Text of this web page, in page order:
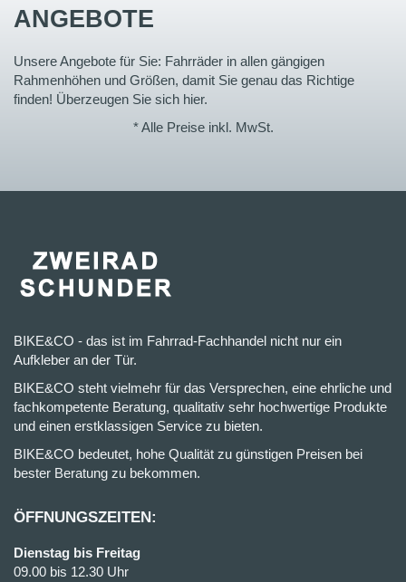
ANGEBOTE
Unsere Angebote für Sie: Fahrräder in allen gängigen
Rahmenhöhen und Größen, damit Sie genau das Richtige
finden! Überzeugen Sie sich hier.
* Alle Preise inkl. MwSt.
BIKE&CO - das ist im Fahrrad-Fachhandel nicht nur ein
Aufkleber an der Tür.
BIKE&CO steht vielmehr für das Versprechen, eine ehrliche und
fachkompetente Beratung, qualitativ sehr hochwertige Produkte
und einen erstklassigen Service zu bieten.
BIKE&CO bedeutet, hohe Qualität zu günstigen Preisen bei
bester Beratung zu bekommen.
ÖFFNUNGSZEITEN:
Dienstag bis Freitag
09.00 bis 12.30 Uhr